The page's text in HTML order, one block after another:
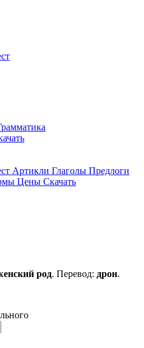
Артикли Глаголы Предлоги
Цены Скачать
род. Перевод: дрон.